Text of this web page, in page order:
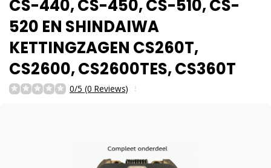
CS-440, CS-450, CS-510, CS-
520 EN SHINDAIWA
KETTINGZAGEN CS260T,
CS2600, CS2600TES, CS360T
0/5 (0 Reviews)